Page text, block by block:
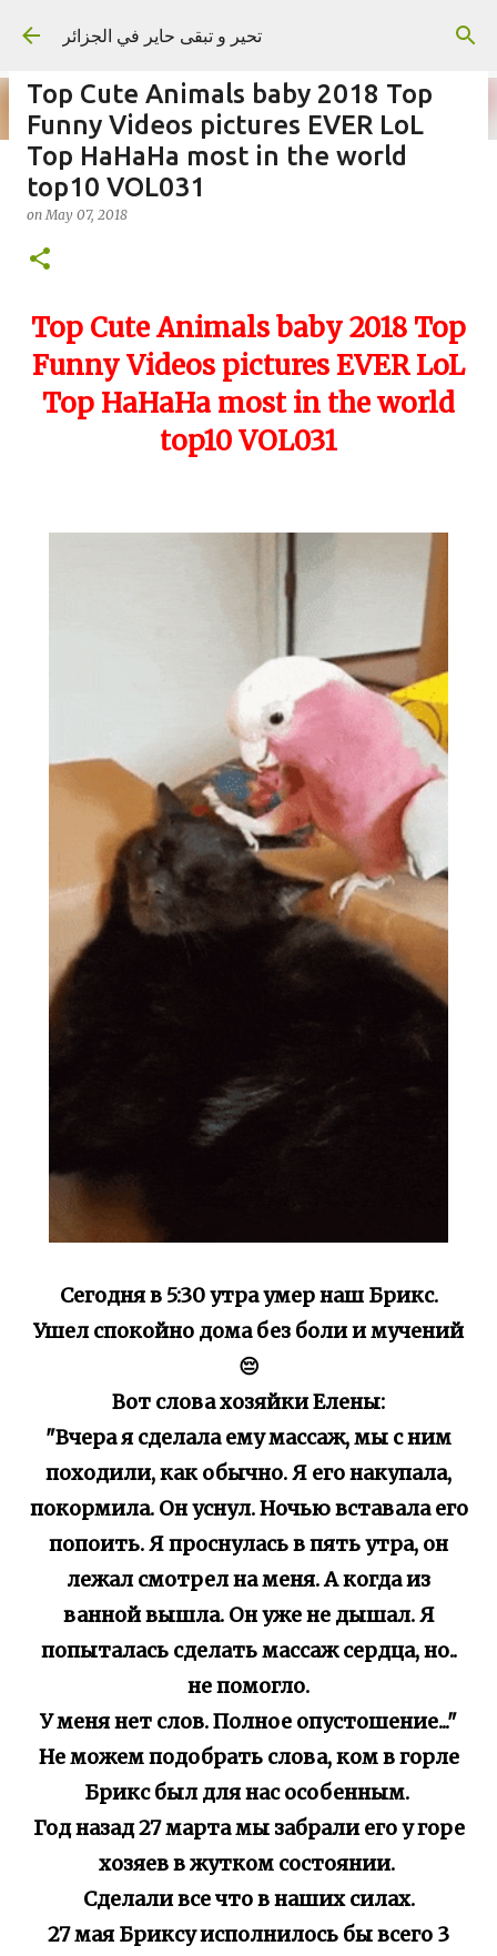
Skip to main content
تحير و تبقى حاير في الجزائر
on September 02, 2023
Top Cute Animals baby 2018 Top
Funny Videos pictures EVER LoL
Top HaHaHa most in the world
top10 VOL031
onMay 07, 2018
Top Cute Animals baby 2018 Top
Funny Videos pictures EVER LoL
Top HaHaHa most in the world
top10 VOL031
Сегодня в 5:30 утра умер наш Брикс.
Ушел спокойно дома без боли и мучений
😔
Вот слова хозяйки Елены:
"Вчера я сделала ему массаж, мы с ним
походили, как обычно. Я его накупала,
покормила. Он уснул. Ночью вставала его
попоить. Я проснулась в пять утра, он
лежал смотрел на меня. А когда из
ванной вышла. Он уже не дышал. Я
попыталась сделать массаж сердца, но..
не помогло.
У меня нет слов. Полное опустошение..."
Не можем подобрать слова, ком в горле
Брикс был для нас особенным.
Год назад 27 марта мы забрали его у горе
хозяев в жутком состоянии.
Сделали все что в наших силах.
27 мая Бриксу исполнилось бы всего 3